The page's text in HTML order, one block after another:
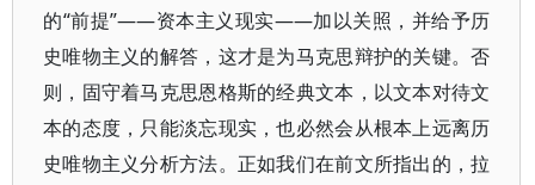
的“前提”——资本主义现实——加以关照，并给予历
史唯物主义的解答，这才是为马克思辩护的关键。否
则，固守着马克思恩格斯的经典文本，以文本对待文
本的态度，只能淡忘现实，也必然会从根本上远离历
史唯物主义分析方法。正如我们在前文所指出的，拉